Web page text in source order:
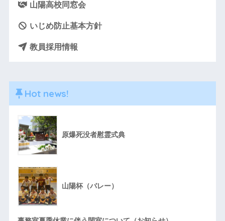
山陽高校同窓会
いじめ防止基本方針
教員採用情報
Hot news!
原爆死没者慰霊式典
山陽杯（バレー）